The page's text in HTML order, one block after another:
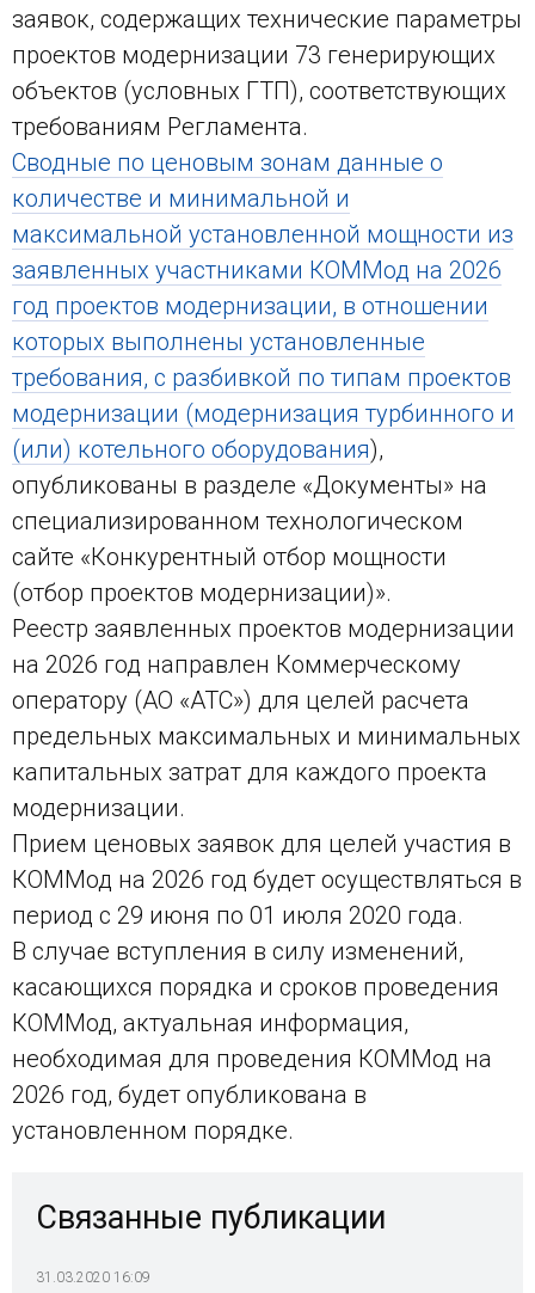
заявок, содержащих технические параметры
проектов модернизации 73 генерирующих
объектов (условных ГТП), соответствующих
требованиям Регламента.
Сводные по ценовым зонам данные о
количестве и минимальной и
максимальной установленной мощности из
заявленных участниками КОММод на 2026
год проектов модернизации, в отношении
которых выполнены установленные
требования, с разбивкой по типам проектов
модернизации (модернизация турбинного и
(или) котельного оборудования),
опубликованы в разделе «Документы» на
специализированном технологическом
сайте «Конкурентный отбор мощности
(отбор проектов модернизации)».
Реестр заявленных проектов модернизации
на 2026 год направлен Коммерческому
оператору (АО «АТС») для целей расчета
предельных максимальных и минимальных
капитальных затрат для каждого проекта
модернизации.
Прием ценовых заявок для целей участия в
КОММод на 2026 год будет осуществляться в
период с 29 июня по 01 июля 2020 года.
В случае вступления в силу изменений,
касающихся порядка и сроков проведения
КОММод, актуальная информация,
необходимая для проведения КОММод на
2026 год, будет опубликована в
установленном порядке.
Связанные публикации
31.03.2020 16:09